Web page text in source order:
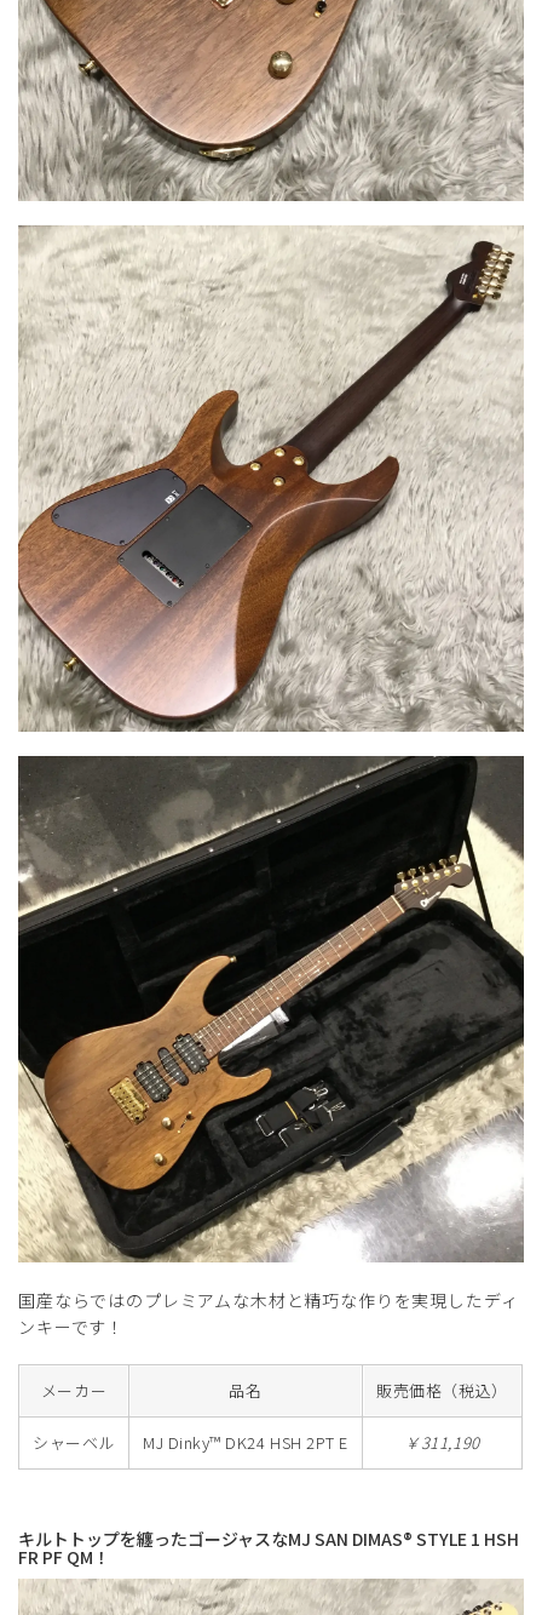
国産ならではのプレミアムな木材と精巧な作りを実現したディ
ンキーです！
メーカー 品名 販売価格（税込）
シャーベル MJ Dinky™ DK24 HSH 2PT E ￥311,190
キルトトップを纏ったゴージャスなMJ SAN DIMAS® STYLE 1 HSH
FR PF QM！